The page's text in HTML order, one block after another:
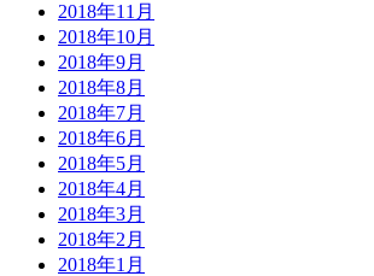
2018年11月
2018年10月
2018年9月
2018年8月
2018年7月
2018年6月
2018年5月
2018年4月
2018年3月
2018年2月
2018年1月